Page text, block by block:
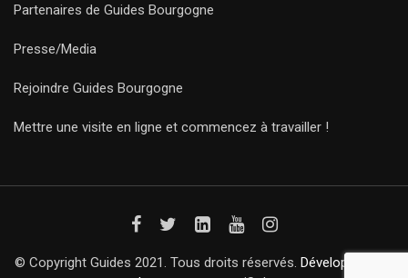
Partenaires de Guides Bourgogne
Presse/Media
Rejoindre Guides Bourgogne
Mettre une visite en ligne et commencez à travailler !
© Copyright Guides 2021. Tous droits réservés. Développement